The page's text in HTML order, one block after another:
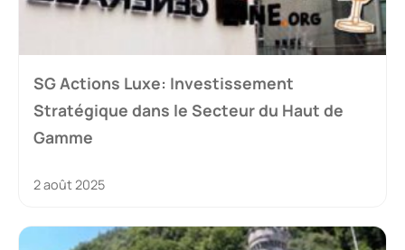
SG Actions Luxe: Investissement
Stratégique dans le Secteur du Haut de
Gamme
2 août 2025